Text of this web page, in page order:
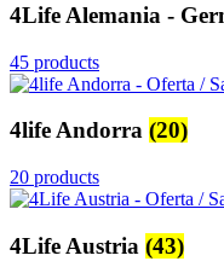
4Life Alemania -
45 products
4life Andorra (20)
20 products
4Life Austria (43)